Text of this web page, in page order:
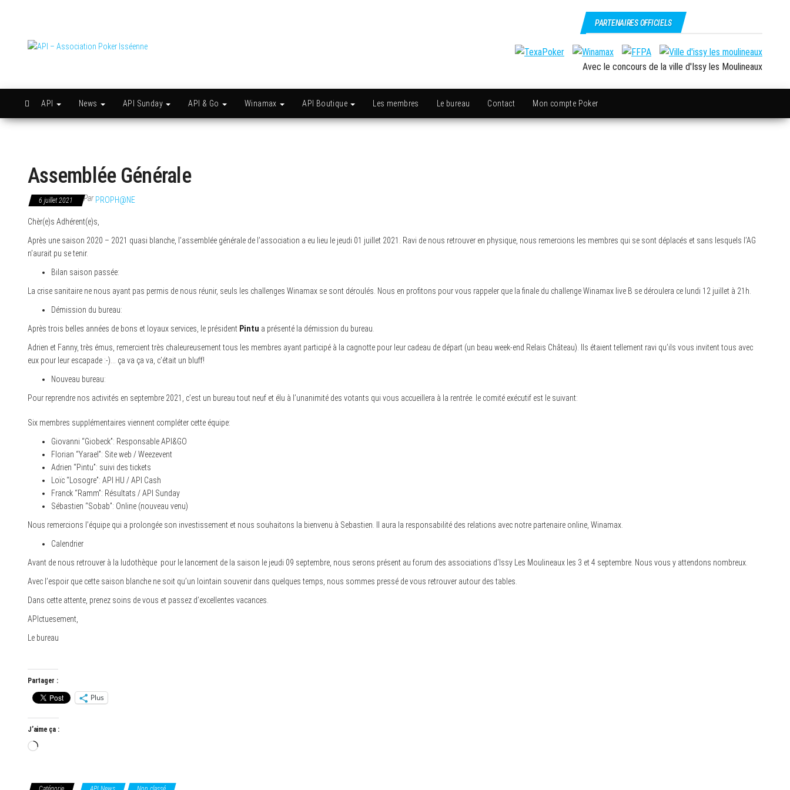
Poker
Isséenne
PARTENAIRES OFFICIELS
Avec le concours de la ville d'Issy les Moulineaux
API News API Sunday API & Go Winamax API Boutique Les membres Le bureau Contact Mon compte Poker
Assemblée Générale
6 juillet 2021 ParPROPH@NE
Chèr(e)s Adhérent(e)s,
Après une saison 2020 – 2021 quasi blanche, l’assemblée générale de l’association a eu lieu le jeudi 01 juillet 2021. Ravi de nous retrouver en physique, nous remercions les membres qui se sont déplacés et sans lesquels l’AG
n’aurait pu se tenir.
Bilan saison passée:
La crise sanitaire ne nous ayant pas permis de nous réunir, seuls les challenges Winamax se sont déroulés. Nous en profitons pour vous rappeler que la finale du challenge Winamax live B se déroulera ce lundi 12 juillet à 21h.
Démission du bureau:
Après trois belles années de bons et loyaux services, le président Pintu a présenté la démission du bureau.
Adrien et Fanny, très émus, remercient très chaleureusement tous les membres ayant participé à la cagnotte pour leur cadeau de départ (un beau week-end Relais Château). Ils étaient tellement ravi qu’ils vous invitent tous avec
eux pour leur escapade :-)… ça va ça va, c’était un bluff!
Nouveau bureau:
Pour reprendre nos activités en septembre 2021, c’est un bureau tout neuf et élu à l’unanimité des votants qui vous accueillera à la rentrée. le comité exécutif est le suivant:
Six membres supplémentaires viennent compléter cette équipe:
Giovanni “Giobeck”: Responsable API&GO
Florian “Yarael”: Site web / Weezevent
Adrien “Pintu”: suivi des tickets
Loïc “Losogre”: API HU / API Cash
Franck “Ramm”: Résultats / API Sunday
Sébastien “Sobab”: Online (nouveau venu)
Nous remercions l’équipe qui a prolongée son investissement et nous souhaitons la bienvenu à Sebastien. Il aura la responsabilité des relations avec notre partenaire online, Winamax.
Calendrier
Avant de nous retrouver à la ludothèque pour le lancement de la saison le jeudi 09 septembre, nous serons présent au forum des associations d’Issy Les Moulineaux les 3 et 4 septembre. Nous vous y attendons nombreux.
Avec l’espoir que cette saison blanche ne soit qu’un lointain souvenir dans quelques temps, nous sommes pressé de vous retrouver autour des tables.
Dans cette attente, prenez soins de vous et passez d’excellentes vacances.
APIctuesement,
Le bureau
Partager :
Plus
J’aime ça :
Chargement…